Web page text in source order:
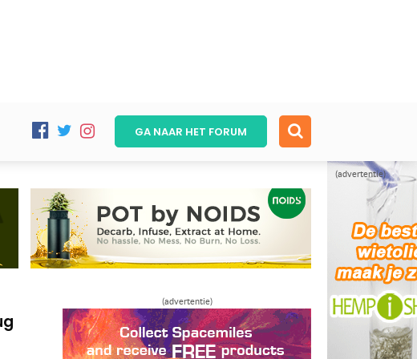
(advertentie)
GA NAAR HET FORUM
(advertentie)